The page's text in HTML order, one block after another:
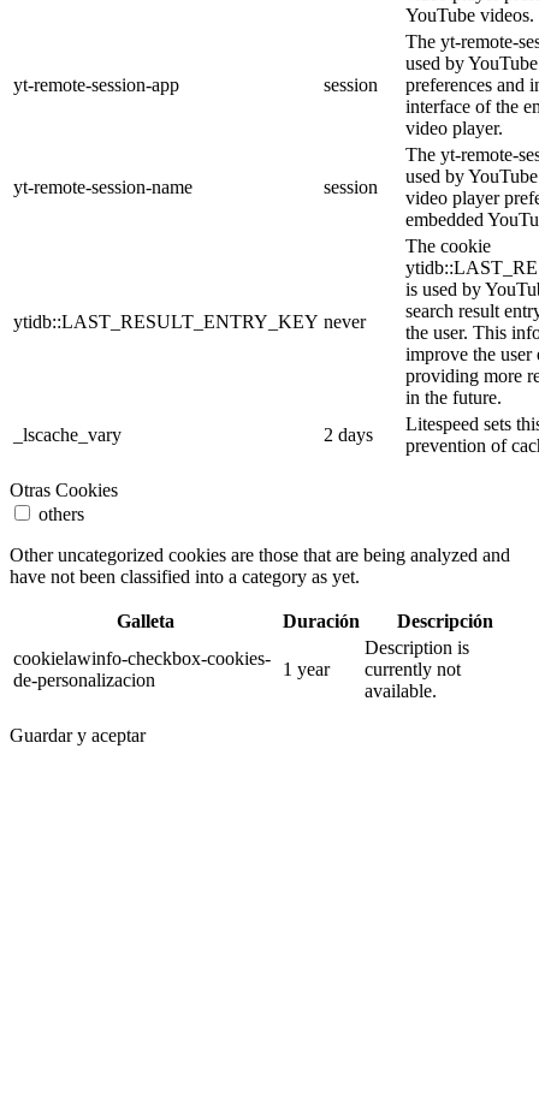
YouTube videos.
yt-remote-session-app session
The yt-remote-
used by
preferences and
interface of the
video player.
yt-remote-session-name session
The yt-remote-
used by
video player
embedded
ytidb::LAST_RESULT_ENTRY_KEY never
The cookie
is used by
search result
the user. This
improve the user
providing more
in the future.
_lscache_vary
2 days
Litespeed sets
prevention of
Otras Cookies
others
Other uncategorized cookies are those that are being analyzed and
have not been classified into a category as yet.
Galleta Duración
Descripción
cookielawinfo-checkbox-cookies-
de-personalizacion
1 year
Description is
currently not
available.
Guardar y aceptar